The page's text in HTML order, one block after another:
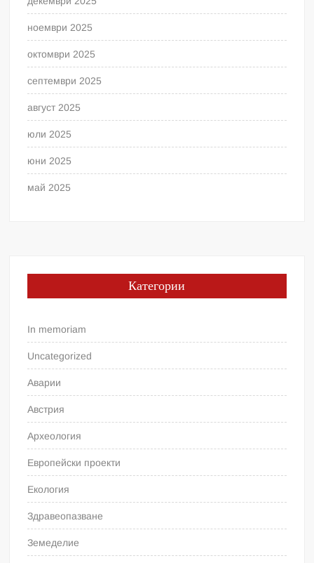
ноември 2025
октомври 2025
септември 2025
август 2025
юли 2025
юни 2025
май 2025
Категории
In memoriam
Uncategorized
Аварии
Австрия
Археология
Европейски проекти
Екология
Здравеопазване
Земеделие